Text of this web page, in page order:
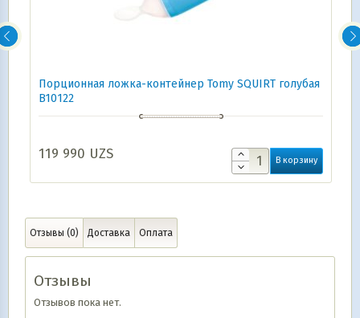
Порционная ложка-контейнер Tomy SQUIRT голубая
B10122
119 990 UZS В корзину
Отзывы (0) Доставка Оплата
Отзывы
Отзывов пока нет.